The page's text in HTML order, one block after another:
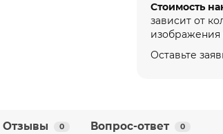
Стоимость
зависит от
изображения
Оставьте
Отзывы 0 Вопрос-ответ 0